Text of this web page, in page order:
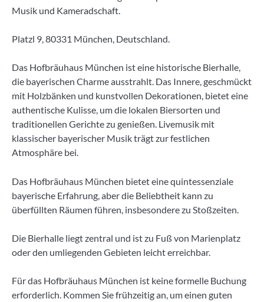
Musik und Kameradschaft.
Platzl 9, 80331 München, Deutschland.
Das Hofbräuhaus München ist eine historische Bierhalle,
die bayerischen Charme ausstrahlt. Das Innere, geschmückt
mit Holzbänken und kunstvollen Dekorationen, bietet eine
authentische Kulisse, um die lokalen Biersorten und
traditionellen Gerichte zu genießen. Livemusik mit
klassischer bayerischer Musik trägt zur festlichen
Atmosphäre bei.
Das Hofbräuhaus München bietet eine quintessenziale
bayerische Erfahrung, aber die Beliebtheit kann zu
überfüllten Räumen führen, insbesondere zu Stoßzeiten.
Die Bierhalle liegt zentral und ist zu Fuß von Marienplatz
oder den umliegenden Gebieten leicht erreichbar.
Für das Hofbräuhaus München ist keine formelle Buchung
erforderlich. Kommen Sie frühzeitig an, um einen guten